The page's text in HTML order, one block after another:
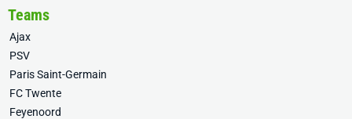
Teams
Ajax
PSV
Paris Saint-Germain
FC Twente
Feyenoord